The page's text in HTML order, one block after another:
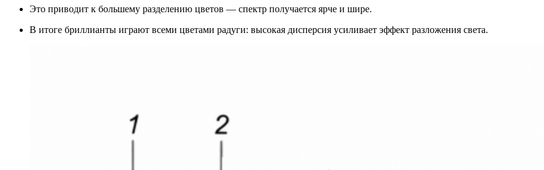
Это приводит к большему разделению цветов — спектр получается ярче и шире.
В итоге бриллианты играют всеми цветами радуги: высокая дисперсия усиливает эффект разложения света.